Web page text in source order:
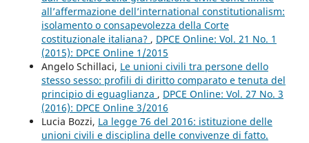
all’affermazione dell’international constitutionalism:
isolamento o consapevolezza della Corte
costituzionale italiana? , DPCE Online: Vol. 21 No. 1
(2015): DPCE Online 1/2015
Angelo Schillaci, Le unioni civili tra persone dello
stesso sesso: profili di diritto comparato e tenuta del
principio di eguaglianza , DPCE Online: Vol. 27 No. 3
(2016): DPCE Online 3/2016
Lucia Bozzi, La legge 76 del 2016: istituzione delle
unioni civili e disciplina delle convivenze di fatto.